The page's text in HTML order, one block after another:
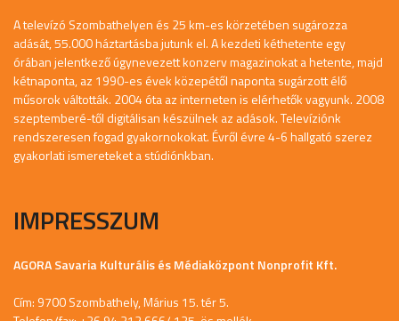
A televízó Szombathelyen és 25 km-es körzetében sugározza
adását, 55.000 háztartásba jutunk el. A kezdeti kéthetente egy
órában jelentkező úgynevezett konzerv magazinokat a hetente, majd
kétnaponta, az 1990-es évek közepétől naponta sugárzott élő
műsorok váltották. 2004 óta az interneten is elérhetők vagyunk. 2008
szeptemberé-től digitálisan készülnek az adások. Televíziónk
rendszeresen fogad gyakornokokat. Évről évre 4-6 hallgató szerez
gyakorlati ismereteket a stúdiónkban.
IMPRESSZUM
AGORA Savaria Kulturális és Médiaközpont Nonprofit Kft.
Cím: 9700 Szombathely, Márius 15. tér 5.